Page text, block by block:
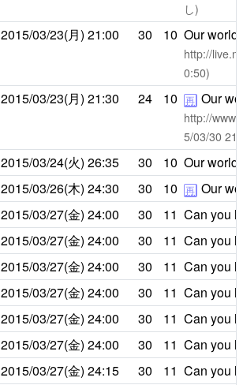
し)
2015/03/23(月) 21:00 30 10 Our world
http://
0:50)
2015/03/23(月) 21:30 24 10 再 Our
http://
5/03/30
2015/03/24(火) 26:35 30 10 Our world
2015/03/26(木) 24:30 30 10 再 Our
2015/03/27(金) 24:00 30 11 Can you
2015/03/27(金) 24:00 30 11 Can you
2015/03/27(金) 24:00 30 11 Can you
2015/03/27(金) 24:00 30 11 Can you
2015/03/27(金) 24:00 30 11 Can you
2015/03/27(金) 24:00 30 11 Can you
2015/03/27(金) 24:15 30 11 Can you